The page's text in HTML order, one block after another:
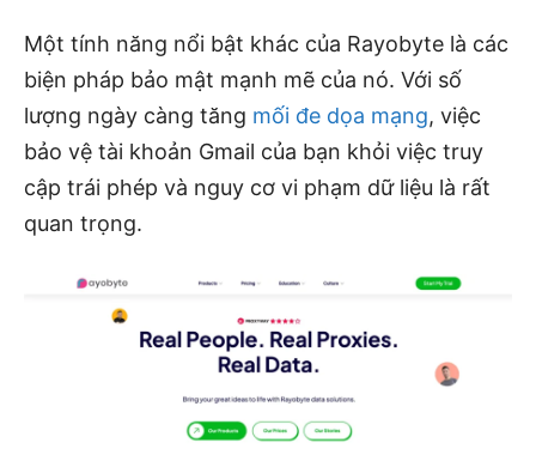
Một tính năng nổi bật khác của Rayobyte là các
biện pháp bảo mật mạnh mẽ của nó. Với số
lượng ngày càng tăng mối đe dọa mạng, việc
bảo vệ tài khoản Gmail của bạn khỏi việc truy
cập trái phép và nguy cơ vi phạm dữ liệu là rất
quan trọng.